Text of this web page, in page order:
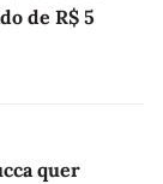
de R$ 5
quer